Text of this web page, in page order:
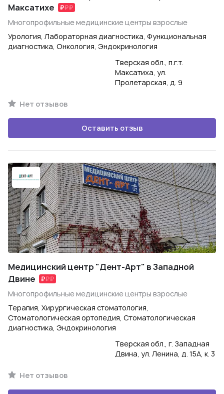
Максатихе
Многопрофильные медицинские центры взрослые
Урология, Лабораторная диагностика, Функциональная
диагностика, Онкология, Эндокринология
Тверская обл., п.г.т.
Максатиха, ул.
Пролетарская, д. 9
Нет отзывов
Оставить отзыв
Медицинский центр "Дент-Арт" в Западной
Двине
Многопрофильные медицинские центры взрослые
Терапия, Хирургическая стоматология,
Стоматологическая ортопедия, Стоматологическая
диагностика, Эндокринология
Тверская обл., г. Западная
Двина, ул. Ленина, д. 15А, к. 3
Нет отзывов